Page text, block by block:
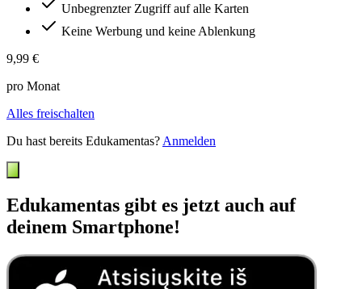
Unbegrenzter Zugriff auf alle Karten
Keine Werbung und keine Ablenkung
9,99 €
pro Monat
Alles freischalten
Du hast bereits Edukamentas? Anmelden
Edukamentas gibt es jetzt auch auf
deinem Smartphone!